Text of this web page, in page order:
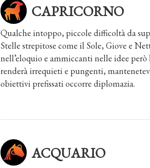
CAPRICORNO
Qualche intoppo, piccole difficoltà da
Stelle strepitose come il Sole, Giove e
nell’eloquio e ammiccanti nelle idee
renderà irrequieti e pungenti,
obiettivi prefissati occorre diplomazia.
ACQUARIO